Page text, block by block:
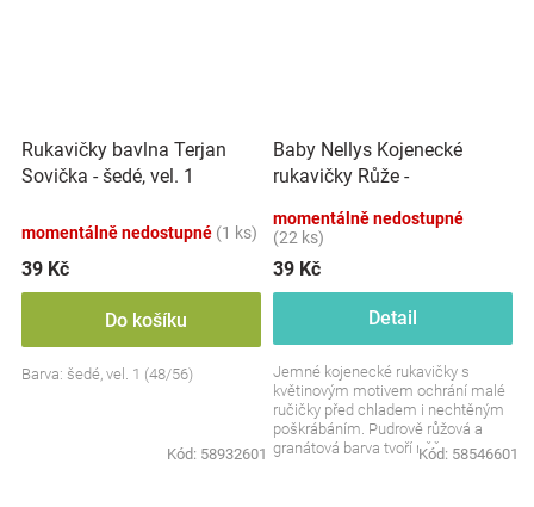
Rukavičky bavlna Terjan
Sovička - šedé, vel. 1
momentálně nedostupné (1 ks)
39 Kč
Do košíku
Barva: šedé, vel. 1 (48/56)
Kód: 58932601
Baby Nellys Kojenecké
rukavičky Růže -
momentálně nedostupné
(22 ks)
39 Kč
Detail
Jemné kojenecké rukavičky s
květinovým motivem ochrání malé
ručičky před chladem i nechtěným
poškrábáním. Pudrově růžová a
granátová barva tvoří něžnou a
Kód: 58546601